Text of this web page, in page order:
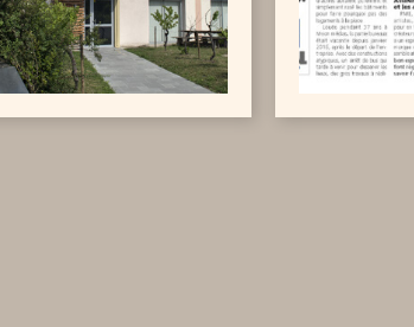
de ce lieu
à quelques